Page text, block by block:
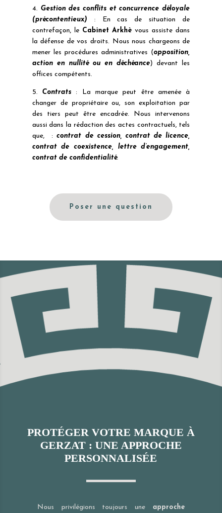
4. Gestion des conflits et concurrence déloyale
(précontentieux) : En cas de situation de
contrefaçon, le Cabinet Arkhè vous assiste dans
la défense de vos droits. Nous nous chargeons de
mener les procédures administratives (opposition,
action en nullité ou en déchéance) devant les
offices compétents.
5. Contrats : La marque peut être amenée à
changer de propriétaire ou, son exploitation par
des tiers peut être encadrée. Nous intervenons
aussi dans la rédaction des actes contractuels, tels
que, :contrat de cession, contrat de licence,
contrat de coexistence, lettre d’engagement,
contrat de confidentialité.
Poser une question
PROTÉGER VOTRE MARQUE À
GERZAT : UNE APPROCHE
PERSONNALISÉE
Nous privilégions toujours une approche